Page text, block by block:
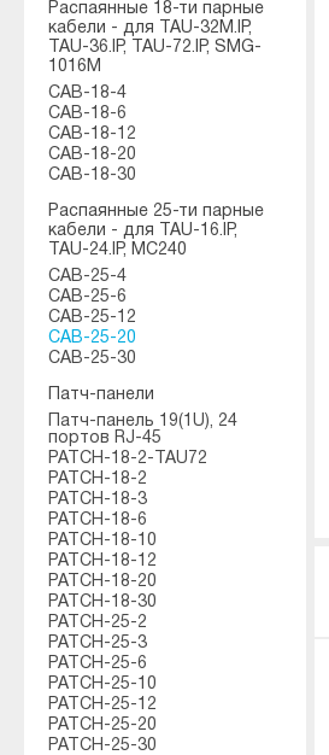
Распаянные 18-ти парные
кабели - для TAU-32M.IP,
TAU-36.IP, TAU-72.IP, SMG-
1016M
CAB-18-4
CAB-18-6
CAB-18-12
CAB-18-20
CAB-18-30
Распаянные 25-ти парные
кабели - для TAU-16.IP,
TAU-24.IP, МС240
CAB-25-4
CAB-25-6
CAB-25-12
CAB-25-20
CAB-25-30
Патч-панели
Патч-панель 19(1U), 24
портов RJ-45
PATCH-18-2-TAU72
PATCH-18-2
PATCH-18-3
PATCH-18-6
PATCH-18-10
PATCH-18-12
PATCH-18-20
PATCH-18-30
PATCH-25-2
PATCH-25-3
PATCH-25-6
PATCH-25-10
PATCH-25-12
PATCH-25-20
PATCH-25-30